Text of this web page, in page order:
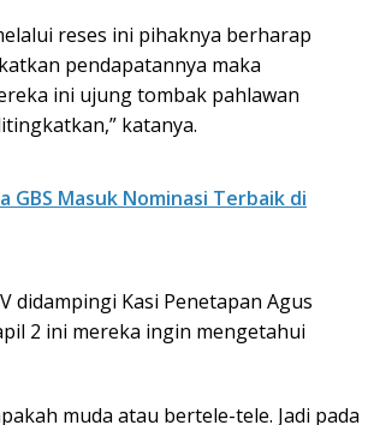
reses ini pihaknya berharap
pendapatannya maka
ini ujung tombak pahlawan
katanya.
GBS Masuk Nominasi Terbaik di
didampingi Kasi Penetapan Agus
2 ini mereka ingin mengetahui
muda atau bertele-tele. Jadi pada